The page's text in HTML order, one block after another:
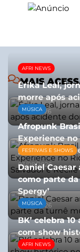
MAIS
AFRI NEWS
Érika Leal,
morre após
08/07/2026
MÚSICA
Afropunk
Experience
para Salvador
03/08/2026
FESTIVAIS E SHOWS
Daniel Caesar
como parte
Spergy’
05/08/2026
MÚSICA
BK’ celebra
com show
06/08/2026
AFRI NEWS